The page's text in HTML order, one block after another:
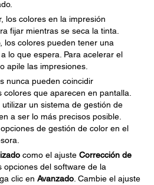
los colores en la impresión
fijar mientras se seca la tinta.
los colores pueden tener una
lo que espera. Para acelerar el
apile las impresiones.
nunca pueden coincidir
que aparecen en pantalla.
un sistema de gestión de
a ser lo más precisos posible.
de gestión de color en el
como el ajuste Corrección de
del software de la
clic en Avanzado . Cambie el ajuste